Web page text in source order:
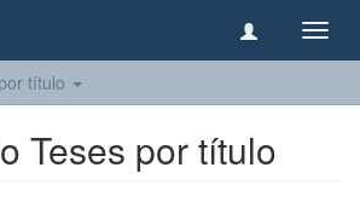
título
Teses por título